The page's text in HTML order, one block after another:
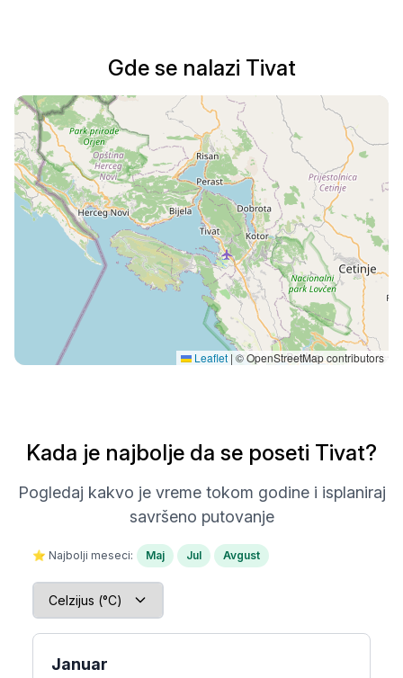
Gde se nalazi Tivat
Leaflet | © OpenStreetMap contributors
Kada je najbolje da se poseti Tivat?
Pogledaj kakvo je vreme tokom godine i isplaniraj
savršeno putovanje
⭐ Najbolji meseci: Maj Jul Avgust
Januar